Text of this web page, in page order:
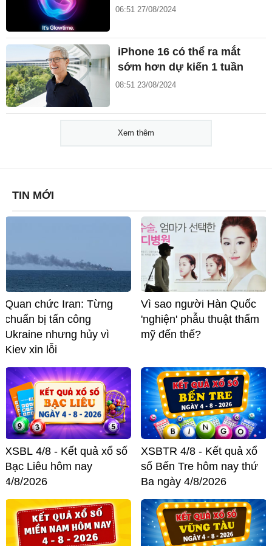
06:51 27/08/2024
iPhone 16 có thể ra mắt
sớm hơn dự kiến 1 tuần
08:51 23/08/2024
Xem thêm
TIN MỚI
Quan chức Iran: Từng
chuẩn bị tấn công
Ukraine nhưng hủy vì
Kiev xin lỗi
Vì sao người Hàn Quốc
'nghiện' phẫu thuật thẩm
mỹ đến thế?
XSBL 4/8 - Kết quả xổ số
Bạc Liêu hôm nay
4/8/2026
XSBTR 4/8 - Kết quả xổ
số Bến Tre hôm nay thứ
Ba ngày 4/8/2026